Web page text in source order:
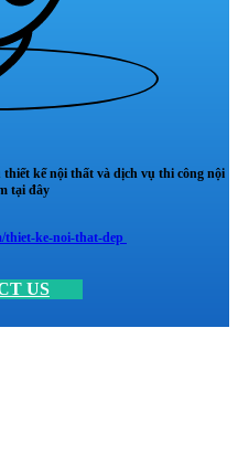
kế nội thất và dịch vụ thi công nội
tại đây
thiet-ke-noi-that-dep
US